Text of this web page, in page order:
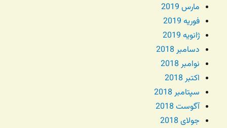
مارس 2019
فوریه 2019
ژانویه 2019
دسامبر 2018
نوامبر 2018
اکتبر 2018
سپتامبر 2018
آگوست 2018
جولای 2018